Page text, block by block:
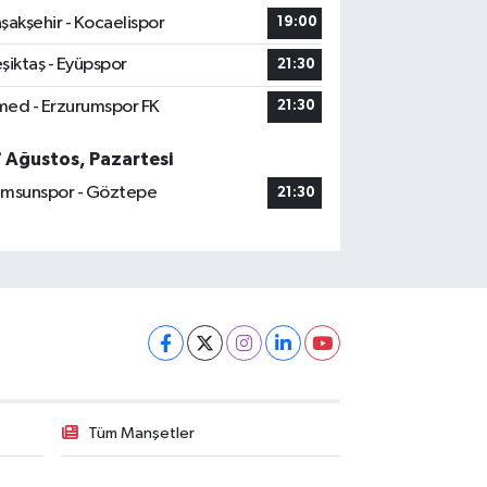
- Kocaelispor 19:00
- Eyüpspor 21:30
- Erzurumspor FK 21:30
Ağustos, Pazartesi
- Göztepe
21:30
Tüm Manşetler